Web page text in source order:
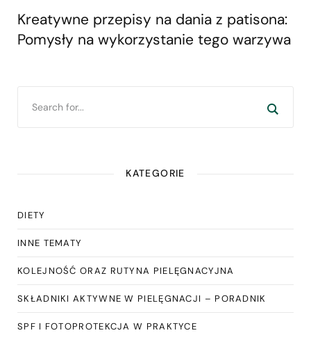
Kreatywne przepisy na dania z patisona:
Pomysły na wykorzystanie tego warzywa
KATEGORIE
DIETY
INNE TEMATY
KOLEJNOŚĆ ORAZ RUTYNA PIELĘGNACYJNA
SKŁADNIKI AKTYWNE W PIELĘGNACJI – PORADNIK
SPF I FOTOPROTEKCJA W PRAKTYCE